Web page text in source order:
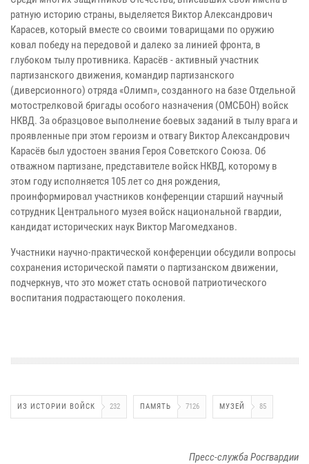
ратную историю страны, выделяется Виктор Александрович
Карасев, который вместе со своими товарищами по оружию
ковал победу на передовой и далеко за линией фронта, в
глубоком тылу противника. Карасёв - активный участник
партизанского движения, командир партизанского
(диверсионного) отряда «Олимп», созданного на базе Отдельной
мотострелковой бригады особого назначения (ОМСБОН) войск
НКВД. За образцовое выполнение боевых заданий в тылу врага и
проявленные при этом героизм и отвагу Виктор Александрович
Карасёв был удостоен звания Героя Советского Союза. Об
отважном партизане, представителе войск НКВД, которому в
этом году исполняется 105 лет со дня рождения,
проинформировал участников конференции старший научный
сотрудник Центрального музея войск национальной гвардии,
кандидат исторических наук Виктор Магомедханов.
Участники научно-практической конференции обсудили вопросы
сохранения исторической памяти о партизанском движении,
подчеркнув, что это может стать основой патриотического
воспитания подрастающего поколения.
ИЗ ИСТОРИИ ВОЙСК 232 ПАМЯТЬ 7126 МУЗЕЙ 85
Пресс-служба Росгвардии